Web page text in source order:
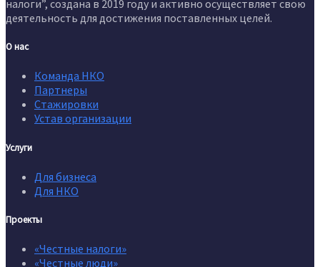
налоги”, создана в 2019 году и активно осуществляет свою
деятельность для достижения поставленных целей.
О нас
Команда НКО
Партнеры
Стажировки
Устав организации
Услуги
Для бизнеса
Для НКО
Проекты
«Честные налоги»
«Честные люди»